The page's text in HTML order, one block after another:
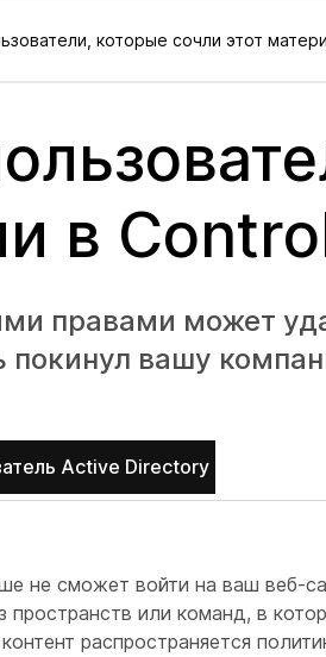
которые сочли этот
в
правами может
покинул вашу
Active Directory
не сможет войти на ваш веб-
или команд, в
распространяется